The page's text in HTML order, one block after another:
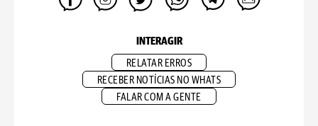
INTERAGIR
RELATAR ERROS
RECEBER NOTÍCIAS NO WHATS
FALAR COM A GENTE